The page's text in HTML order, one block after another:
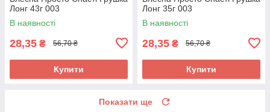
Лонг 43г 003
В наявності
28,35 ₴ 56,70 ₴
Купити
Лонг 35г 003
В наявності
28,35 ₴ 56,70 ₴
Купити
Показати ще